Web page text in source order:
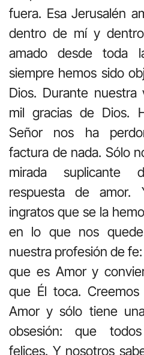
fuera. Esa Jerusalén
dentro de mí y
amado desde toda
siempre hemos sido
Dios. Durante nuestra
mil gracias de Dios.
Señor nos ha
factura de nada. Sólo
mirada suplicante
respuesta de
ingratos que se la
en lo que nos
nuestra profesión de
que es Amor y
que Él toca.
Amor y sólo tiene
obsesión: que
felices. Y nosotros